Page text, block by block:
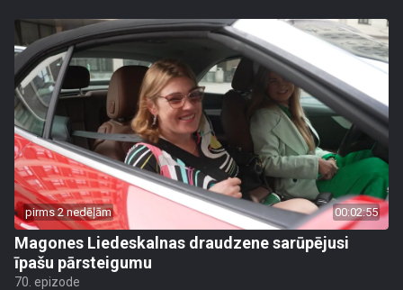
pirms 2 nedēļām 00:02:55
Magones Liedeskalnas draudzene sarūpējusi
īpašu pārsteigumu
70. epizode